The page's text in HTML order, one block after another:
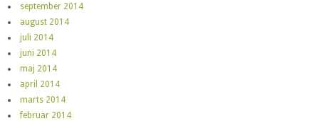
september 2014
august 2014
juli 2014
juni 2014
maj 2014
april 2014
marts 2014
februar 2014